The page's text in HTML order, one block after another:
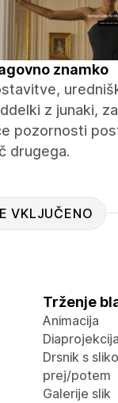
znamko
z junaki,
pozornosti
drugega.
VKLJUČENO
Trženje
Animacija
Diaprojekcija
Drsnik s sliko
prej/potem
Galerije slik